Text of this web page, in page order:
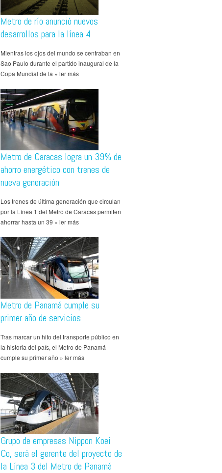
Metro de río anunció nuevos
desarrollos para la línea 4
Mientras los ojos del mundo se centraban en
Sao Paulo durante el partido inaugural de la
Copa Mundial de la » ler más
Metro de Caracas logra un 39% de
ahorro energético con trenes de
nueva generación
Los trenes de última generación que circulan
por la Línea 1 del Metro de Caracas permiten
ahorrar hasta un 39 » ler más
Metro de Panamá cumple su
primer año de servicios
Tras marcar un hito del transporte público en
la historia del país, el Metro de Panamá
cumple su primer año » ler más
Grupo de empresas Nippon Koei
Co, será el gerente del proyecto de
la Línea 3 del Metro de Panamá